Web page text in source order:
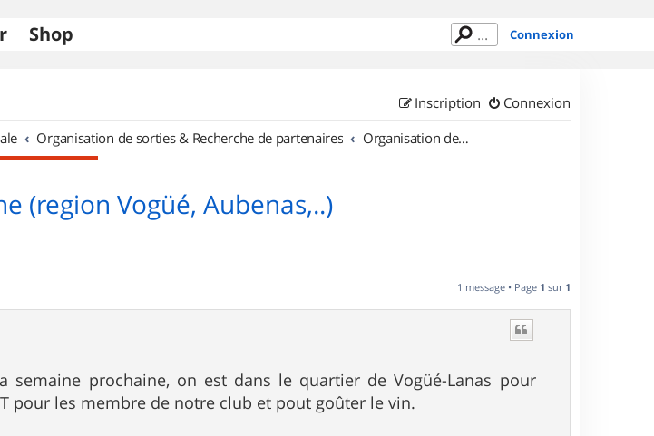
Shop Connexion
Connexion
Inscription
Organisation de sorties & Recherche de partenaires Organisation de sorties en région Rhône Alpes
(region Vogüé, Aubenas,..)
1 message • Page 1 sur 1
semaine prochaine, on est dans le quartier de Vogüé-Lanas pour
pour les membre de notre club et pout goûter le vin.